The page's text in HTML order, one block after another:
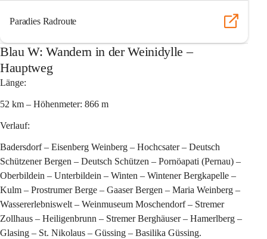
Paradies Radroute
Blau W: Wandern in der Weinidylle –
Hauptweg
Länge:
52 km – Höhenmeter: 866 m
Verlauf:
Badersdorf – Eisenberg Weinberg – Hochcsater – Deutsch
Schützener Bergen – Deutsch Schützen – Pornöapati (Pernau) –
Oberbildein – Unterbildein – Winten – Wintener Bergkapelle –
Kulm – Prostrumer Berge – Gaaser Bergen – Maria Weinberg –
Wassererlebniswelt – Weinmuseum Moschendorf – Stremer
Zollhaus – Heiligenbrunn – Stremer Berghäuser – Hamerlberg –
Glasing – St. Nikolaus – Güssing – Basilika Güssing.